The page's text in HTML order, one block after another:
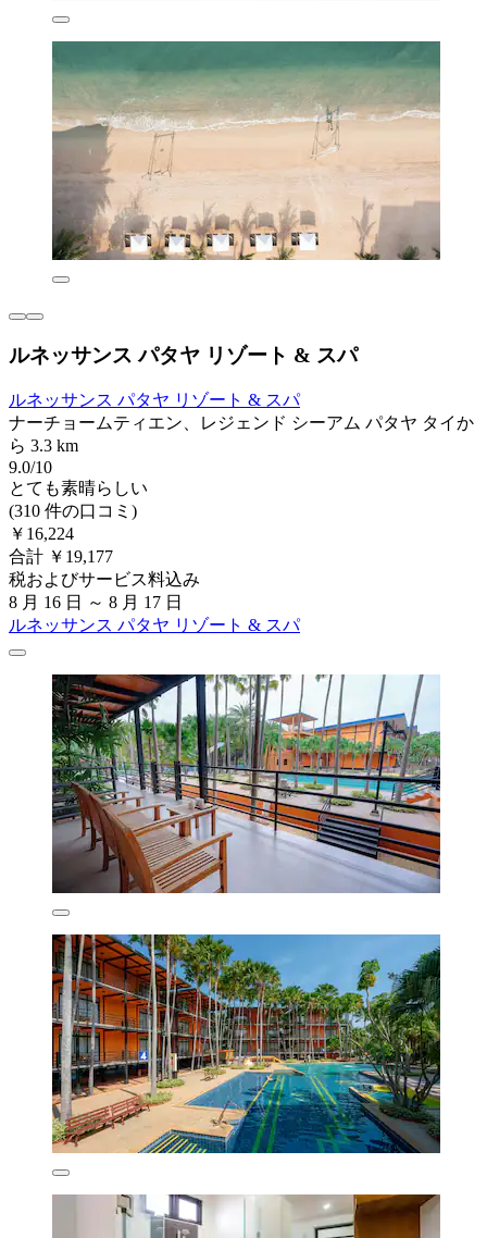
ルネッサンス パタヤ リゾート & スパ
ルネッサンス パタヤ リゾート & スパ
ナーチョームティエン、レジェンド シーアム パタヤ タイか
ら 3.3 km
9.0/10
とても素晴らしい
(310 件の口コミ)
￥16,224
合計 ￥19,177
税およびサービス料込み
8 月 16 日 ～ 8 月 17 日
ルネッサンス パタヤ リゾート & スパ